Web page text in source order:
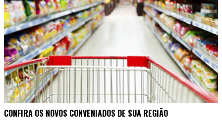
CONFIRA OS NOVOS CONVENIADOS DE SUA REGIÃO